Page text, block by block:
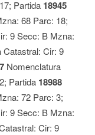
Partida 18945
68 Parc: 18;
9 Secc: B Mzna:
Catastral: Cir: 9
Nomenclatura
Partida 18988
72 Parc: 3;
9 Secc: B Mzna:
Cir: 9